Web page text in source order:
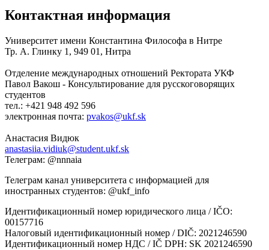
Контактная информация
Университет имени Константина Философа в Нитре
Тр. А. Глинку 1, 949 01, Нитра
Отделение международных отношений Ректората УКФ
Павол Вакош - Консультирование для русскоговорящих
студентов
тел.: +421 948 492 596
электронная почта:
Анастасия Видюк
Телеграм: @nnnaia
Телеграм канал университета с информацией для
иностранных студентов: @ukf_info
Идентификационный номер юридического лица / IČO:
00157716
Налоговый идентификационный номер / DIČ: 2021246590
Идентификационный номер НДС / IČ DPH: SK 2021246590